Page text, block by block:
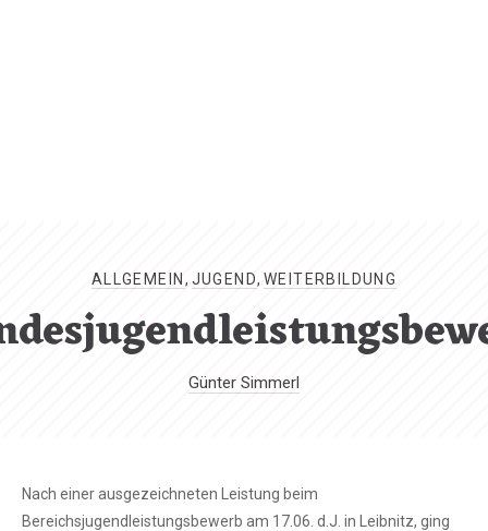
ALLGEMEIN , JUGEND, WEITERBILDUNG
Günter Simmerl
Nach einer ausgezeichneten Leistung beim
Bereichsjugendleistungsbewerb am 17.06. d.J. in Leibnitz, ging